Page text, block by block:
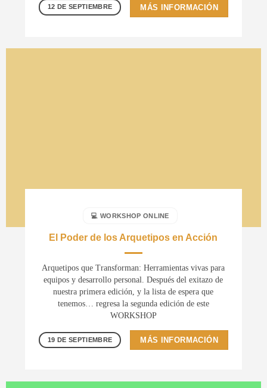
12 DE SEPTIEMBRE MÁS INFORMACIÓN
💻 WORKSHOP ONLINE
El Poder de los Arquetipos en Acción
Arquetipos que Transforman: Herramientas vivas para
equipos y desarrollo personal. Después del exitazo de
nuestra primera edición, y la lista de espera que
tenemos… regresa la segunda edición de este
WORKSHOP
19 DE SEPTIEMBRE MÁS INFORMACIÓN